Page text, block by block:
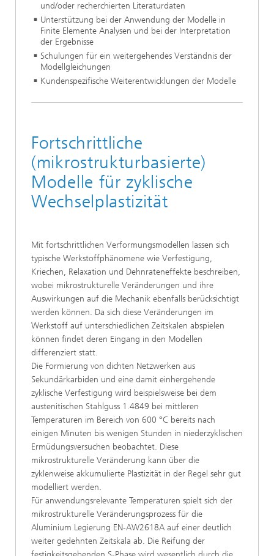
und/oder recherchierten Literaturdaten
Unterstützung bei der Anwendung der Modelle in
Finite Elemente Analysen und bei der Interpretation
der Ergebnisse
Schulungen für ein weitergehendes Verständnis der
Modellgleichungen
Kundenspezifische Weiterentwicklungen der Modelle
Fortschrittliche
(mikrostrukturbasierte)
Modelle für zyklische
Wechselplastizität
Mit fortschrittlichen Verformungsmodellen lassen sich
typische Werkstoffphänomene wie Verfestigung,
Kriechen, Relaxation und Dehnrateneffekte beschreiben,
wobei mikrostrukturelle Veränderungen und ihre
Auswirkungen auf die Mechanik ebenfalls berücksichtigt
werden können. Da sich diese Veränderungen im
Werkstoff auf unterschiedlichen Zeitskalen abspielen
können findet deren Eingang in den Modellen
differenziert statt.
Die Formierung von dichten Netzwerken aus
Sekundärkarbiden und eine damit einhergehende
zyklische Verfestigung wird beispielsweise bei dem
austenitischen Stahlguss 1.4849 bei mittleren
Temperaturen im Bereich von 600 °C bereits nach
einigen Minuten bis wenigen Stunden in niederzyklischen
Ermüdungsversuchen beobachtet. Diese
mikrostrukturelle Veränderung kann über die
zyklenweise akkumulierte Plastizität in der Regel sehr gut
modelliert werden.
Für anwendungsrelevante Temperaturen spielt sich der
mikrostrukturelle Veränderungsprozess für die
Aluminium Legierung EN-AW2618A auf einer deutlich
weiter gedehnten Zeitskala ab. Die Reifung der